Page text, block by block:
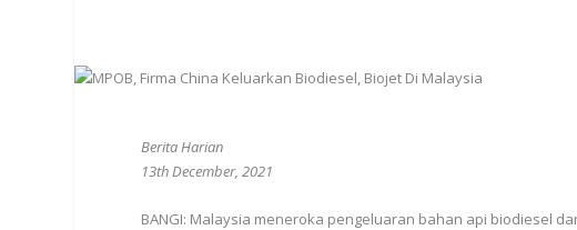
Berita Harian
13th December, 2021
BANGI: Malaysia meneroka pengeluaran bahan api biodiesel